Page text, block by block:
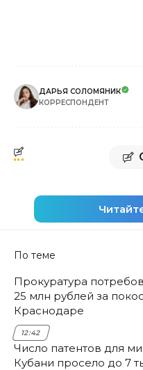
ДАРЬЯ СОЛОМЯНИК
КОРРЕСПОНДЕНТ
По теме
Прокуратура
25 млн рублей за
Краснодаре
12:42
Число патентов для
Кубани просело до 7